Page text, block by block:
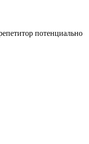
потенциально